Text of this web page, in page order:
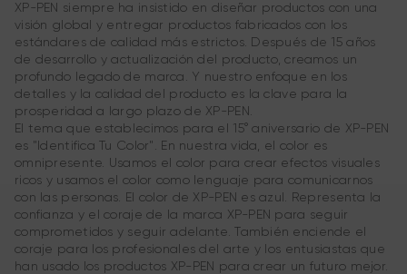
productos de tabletas gráficas, abriendo un capítulo en
una nueva industria. Basándose en tecnologías digitales
avanzadas, XP-PEN se ha desarrollado desde la oscuridad
hasta la reputación mundial, y sus productos han llegado a
más de 100 países y regiones de todo el mundo, ayudando
a la generación más joven a cumplir sus sueños creativos y
hacer un futuro con infinitas posibilidades.
XP-PEN siempre ha insistido en diseñar productos con una
visión global y entregar productos fabricados con los
estándares de calidad más estrictos. Después de 15 años
de desarrollo y actualización del producto, creamos un
profundo legado de marca. Y nuestro enfoque en los
detalles y la calidad del producto es la clave para la
prosperidad a largo plazo de XP-PEN.
El tema que establecimos para el 15° aniversario de XP-PEN
es "Identifica Tu Color". En nuestra vida, el color es
omnipresente. Usamos el color para crear efectos visuales
ricos y usamos el color como lenguaje para comunicarnos
con las personas. El color de XP-PEN es azul. Representa la
confianza y el coraje de la marca XP-PEN para seguir
comprometidos y seguir adelante. También enciende el
coraje para los profesionales del arte y los entusiastas que
han usado los productos XP-PEN para crear un futuro mejor.